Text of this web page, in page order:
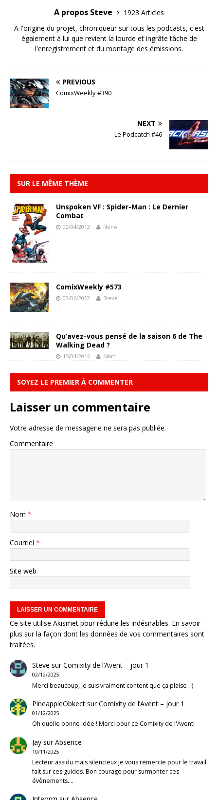
A propos Steve
1923 Articles
A l'origine du projet, chroniqueur sur tous les podcasts, c'est
également à lui que revient la lourde et ingrâte tâche de
l'enregistrement et du montage des émissions.
PREVIOUS
ComixWeekly #390
NEXT
Le Podcatch #46
SUR LE MÊME THÈME
Unspoken VF : Spider-Man : Le Dernier
Combat
02/04/2012 Nonö
ComixWeekly #573
03/06/2022 Steve
Qu’avez-vous pensé de la saison 6 de The
Walking Dead ?
15/04/2016 Marti
SOYEZ LE PREMIER À COMMENTER
Laisser un commentaire
Votre adresse de messagerie ne sera pas publiée.
Commentaire
Nom *
Courriel *
Site web
Ce site utilise Akismet pour réduire les indésirables. En savoir
plus sur la façon dont les données de vos commentaires sont
traitées.
Steve surComixity de l’Avent – jour 1
02/12/2025
Merci beaucoup, je suis vraiment content que ça plaise :-)
PineappleObkectsurComixity de l’Avent – jour 1
01/12/2025
Oh quelle bonne idée ! Merci pour ce Comixity de l'Avent!
JaysurAbsence
10/11/2025
Lecteur assidu mais silencieux je vous remercie pour le travail
fait sur ces guides. Bon courage pour surmonter ces
évènements.…